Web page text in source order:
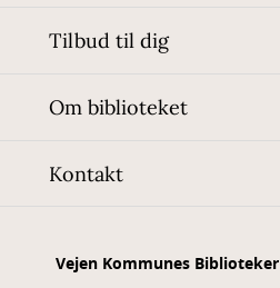
Tilbud til dig
Om biblioteket
Kontakt
Vejen Kommunes Biblioteker